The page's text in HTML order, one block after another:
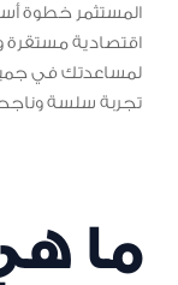
المستثمر خطوة
اقتصادية مستقرة
لمساعدتك في جميع
تجربة سلسة
ما